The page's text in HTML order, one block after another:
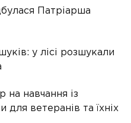
Патріарша
у лісі розшукали
на навчання із
для ветеранів та їхніх